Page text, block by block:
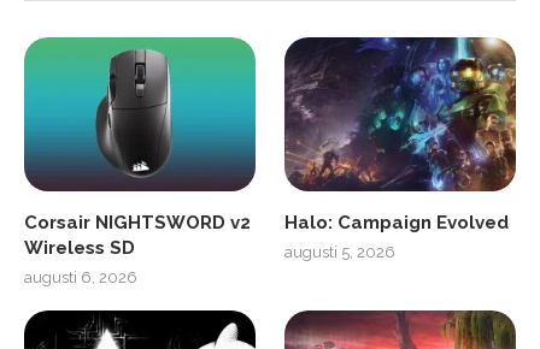
Corsair NIGHTSWORD v2
Wireless SD
augusti 6, 2026
Halo: Campaign Evolved
augusti 5, 2026